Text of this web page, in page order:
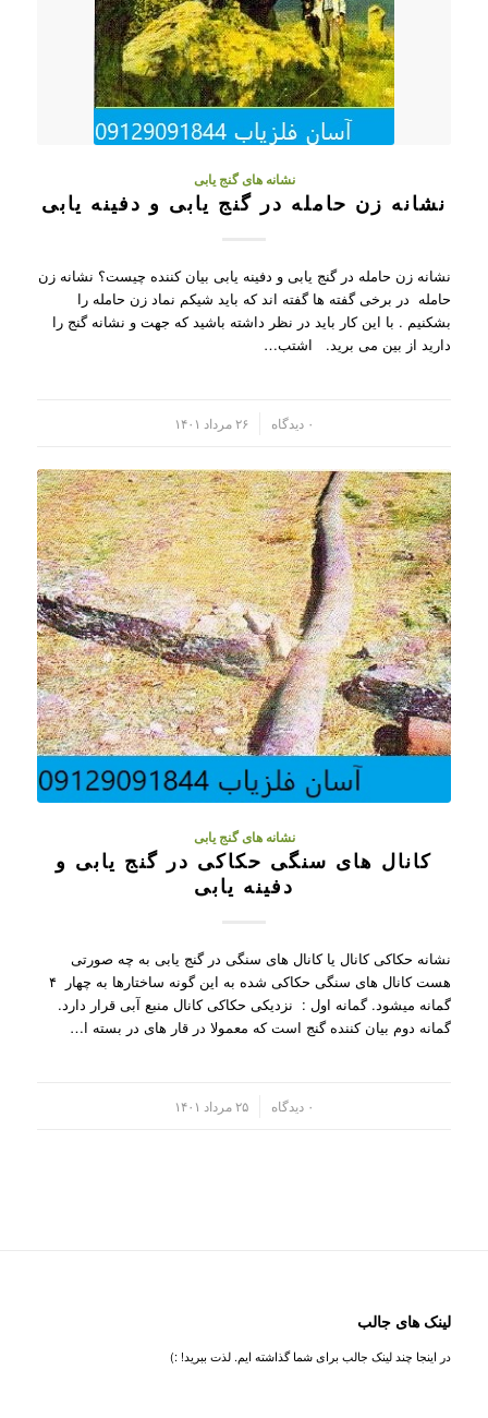
نشانه های گنج یابی
نشانه زن حامله در گنج یابی و دفینه یابی
نشانه زن حامله در گنج یابی و دفینه یابی بیان کننده چیست؟ نشانه زن
حامله در برخی گفته ها گفته اند که باید شیکم نماد زن حامله را
بشکنیم . با این کار باید در نظر داشته باشید که جهت و نشانه گنج را
دارید از بین می برید. اشتب…
۰ دیدگاه ۲۶ مرداد ۱۴۰۱
نشانه های گنج یابی
کانال های سنگی حکاکی در گنج یابی و
دفینه یابی
نشانه حکاکی کانال یا کانال های سنگی در گنج یابی به چه صورتی
هست کانال های سنگی حکاکی شده به این گونه ساختارها به چهار ۴
گمانه میشود. گمانه اول : نزدیکی حکاکی کانال منبع آبی قرار دارد.
گمانه دوم بیان کننده گنج است که معمولا در قار های در بسته ا…
۰ دیدگاه ۲۵ مرداد ۱۴۰۱
لینک های جالب
در اینجا چند لینک جالب برای شما گذاشته ایم. لذت ببرید! :)